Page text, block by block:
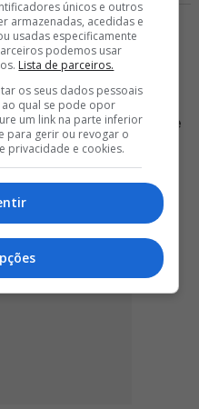
GOLOS EM
COMO
DO BENFICA
britânico e agora pode
campeonato nacional
únicos e outros
armazenadas, acedidas e
usadas especificamente
podemos usar
Lista de parceiros.
os seus dados pessoais
qual se pode opor
um link na parte inferior
para gerir ou revogar o
privacidade e cookies.